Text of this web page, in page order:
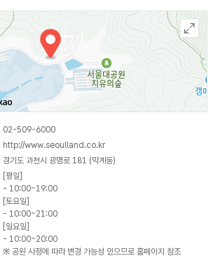
국내 최대 올인원플레이파크 '서울랜드 크라켄
관 '쥬라기랜드', 빛축제 '루나파크' 등 방문객들에게
공간도 마련, 온 가족이 즐길 수 있는 만능 테마파크로
랜드 크라켄 아일랜드'는 메인 구조물의 규모가 6층
도적인 스케일을 자랑하는 체험형 어트랙션이다.
터스크린, 바닥분수 등 물놀이 기능을 추가한 신개념
로 어린이들의 인기를 독차지 하고 있다.
는 공룡을 볼 수 있는 ‘쥬라기랜드’도 인기다. 다양한
등이 100여 개 전시되어 있으며 단순한 관람을 넘어
체험 등을 통해 어린이들의 오감을 자극하는 교육
이 외에도 어린이 뮤지컬 '애니멀킹덤', 화려한 불꽃쇼가
02-509-6000
http://www.seoulland.co.kr
경기도 과천시 광명로 181 (막계동)
[평일]
- 10:00~19:00
[토요일]
- 10:00~21:00
[일요일]
- 10:00~20:00
※ 공원 사정에 따라 변경 가능성 있으므로 홈페이지 참조